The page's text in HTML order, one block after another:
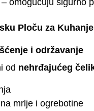
Ploču za Kuhanje
i održavanje
od nehrđajućeg
mrlje i ogrebotine